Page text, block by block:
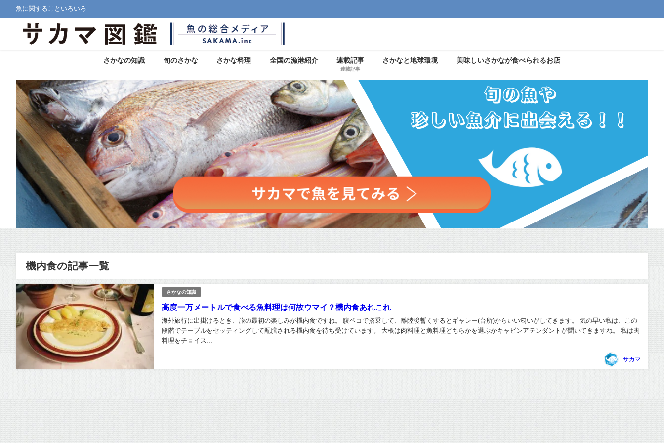
魚に関することいろいろ
さかなの知識 旬のさかな さかな料理 全国の漁港紹介 連載記事
連載記事
さかなと地球環境 美味しいさかなが食べられるお店
機内食の記事一覧
さかなの知識
高度一万メートルで食べる魚料理は何故ウマイ？機内食あれこれ
海外旅行に出掛けるとき、旅の最初の楽しみが機内食ですね。 腹ペコで搭乗して、離陸後暫くするとギャレー(台所)からいい匂いがしてきます。 気の早い私は、この
段階でテーブルをセッティングして配膳される機内食を待ち受けています。 大概は肉料理と魚料理どちらかを選ぶかキャビンアテンダントが聞いてきますね。 私は肉
料理をチョイス...
サカマ